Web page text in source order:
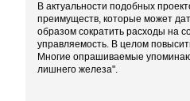
В актуальности подобных
преимуществ, которые может
образом сократить расходы на
управляемость. В целом
Многие опрашиваемые
лишнего железа".